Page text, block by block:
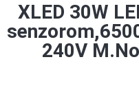
XLED 30W
240V